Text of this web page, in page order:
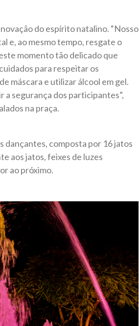
do espírito natalino. “Nosso
e, ao mesmo tempo, resgate o
momento tão delicado que
para respeitar os
máscara e utilizar álcool em gel.
a segurança dos participantes”,
na praça.
dançantes, composta por 16 jatos
aos jatos, feixes de luzes
ao próximo.